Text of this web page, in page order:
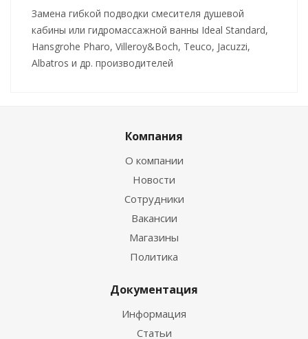
Замена гибкой подводки смесителя душевой
кабины или гидромассажной ванны Ideal Standard,
Hansgrohe Pharo, Villeroy&Boch, Teuco, Jacuzzi,
Albatros и др. производителей
Компания
О компании
Новости
Сотрудники
Вакансии
Магазины
Политика
Документация
Информация
Статьи